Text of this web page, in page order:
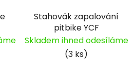
Stahovák zapalování
pitbike YCF
Skladem ihned odesíláme
(3 ks)